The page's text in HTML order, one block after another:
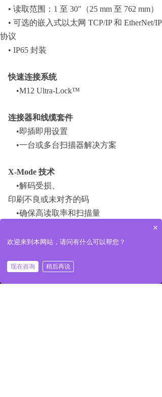
• 读取范围：1 至 30"（25 mm 至 762 mm）
• 可选的嵌入式以太网 TCP/IP 和 EtherNet/IP
协议
• IP65 封装
快速连接系统
•M12 Ultra-Lock™
连接器和线缆套件
•即插即用设置
•一台或多台扫描器解决方案
X-Mode 技术
•解码受损、
印刷不良或未对齐的码
•确保高读取率和扫描量
高性能
cm）的光束宽度可靠读取长达30"（762 cm）
的条码。
낀
首页 一键拨号
×
欢迎来到本网站，请问有什么可以帮您？
现在咨询 稍后再说